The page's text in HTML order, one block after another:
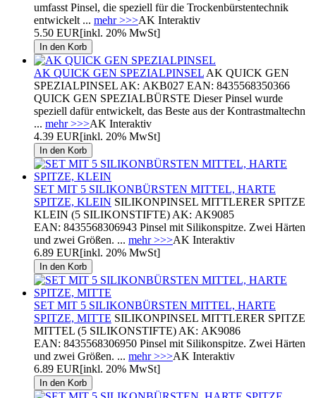
umfasst Pinsel, die speziell für die Trockenbürstentechnik
entwickelt ... mehr >>>AK Interaktiv
5.50 EUR[inkl. 20% MwSt]
AK QUICK GEN SPEZIALPINSEL AK QUICK GEN
SPEZIALPINSEL AK: AKB027 EAN: 8435568350366
QUICK GEN SPEZIALBÜRSTE Dieser Pinsel wurde
speziell dafür entwickelt, das Beste aus der Kontrastmaltechn
... mehr >>>AK Interaktiv
4.39 EUR[inkl. 20% MwSt]
SET MIT 5 SILIKONBÜRSTEN MITTEL, HARTE
SPITZE, KLEIN SILIKONPINSEL MITTLERER SPITZE
KLEIN (5 SILIKONSTIFTE) AK: AK9085
EAN: 8435568306943 Pinsel mit Silikonspitze. Zwei Härten
und zwei Größen. ... mehr >>>AK Interaktiv
6.89 EUR[inkl. 20% MwSt]
SET MIT 5 SILIKONBÜRSTEN MITTEL, HARTE
SPITZE, MITTE SILIKONPINSEL MITTLERER SPITZE
MITTEL (5 SILIKONSTIFTE) AK: AK9086
EAN: 8435568306950 Pinsel mit Silikonspitze. Zwei Härten
und zwei Größen. ... mehr >>>AK Interaktiv
6.89 EUR[inkl. 20% MwSt]